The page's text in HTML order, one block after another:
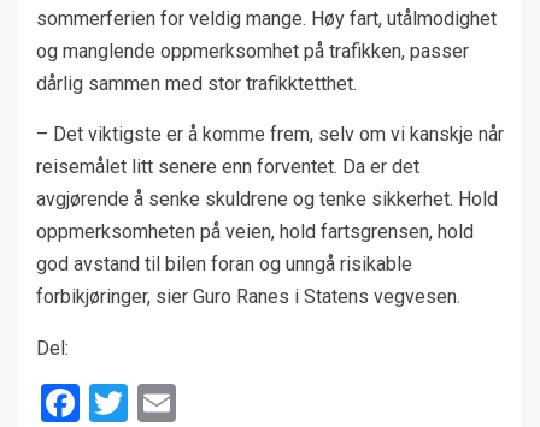
sommerferien for veldig mange. Høy fart, utålmodighet
og manglende oppmerksomhet på trafikken, passer
dårlig sammen med stor trafikktetthet.
– Det viktigste er å komme frem, selv om vi kanskje når
reisemålet litt senere enn forventet. Da er det
avgjørende å senke skuldrene og tenke sikkerhet. Hold
oppmerksomheten på veien, hold fartsgrensen, hold
god avstand til bilen foran og unngå risikable
forbikjøringer, sier Guro Ranes i Statens vegvesen.
Del:
Facebook
Twitter